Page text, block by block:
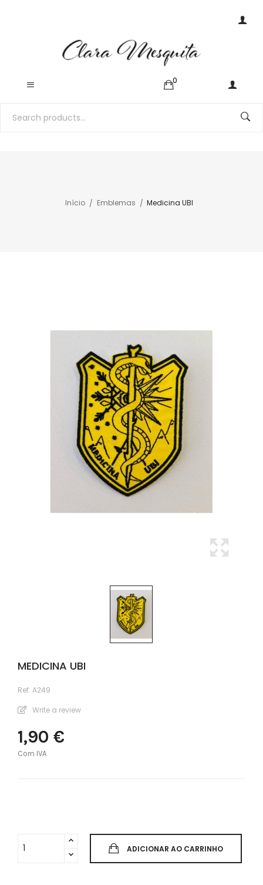
0
Início Emblemas Medicina UBI
MEDICINA UBI
Ref: A249
Write a review
1,90 €
Com IVA
ADICIONAR AO CARRINHO